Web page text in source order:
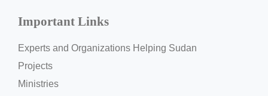
Important Links
Experts and Organizations Helping Sudan
Projects
Ministries